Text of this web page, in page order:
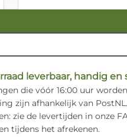
leverbaar, handig en
die vóór 16:00 uur
zijn afhankelijk van
zie de levertijden in onze
tijdens het afrekenen.